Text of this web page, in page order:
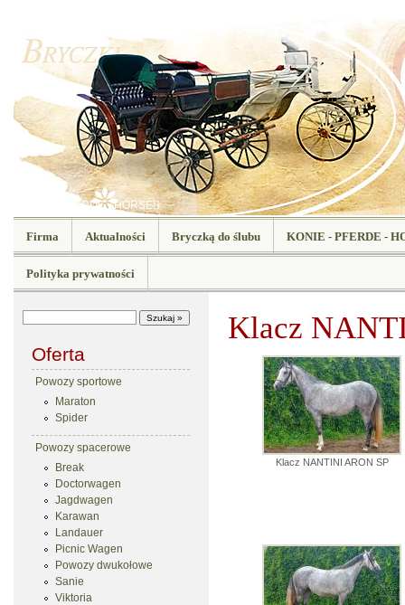
KONIE - PFERDE - HORSES
Firma Aktualności Bryczką do ślubu KONIE - PFERDE -
Polityka prywatności
Oferta
Powozy sportowe
Maraton
Spider
Powozy spacerowe
Break
Doctorwagen
Jagdwagen
Karawan
Landauer
Picnic Wagen
Powozy dwukołowe
Sanie
Viktoria
Klacz
Klacz NANTINI ARON SP